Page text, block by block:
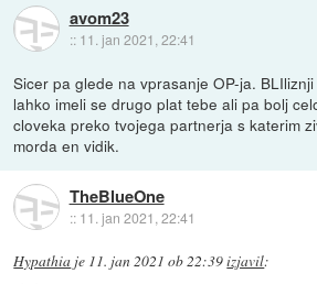
avom23
:: 11. jan 2021, 22:41
Sicer pa glede na vprasanje OP-ja.
lahko imeli se drugo plat tebe ali pa bolj
cloveka preko tvojega partnerja s katerim
morda en vidik.
TheBlueOne
:: 11. jan 2021, 22:41
Hypathia je 11. jan 2021 ob 22:39izjavil: